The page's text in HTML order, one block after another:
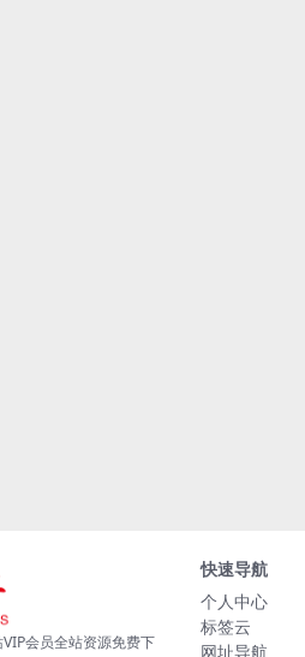
会员全站资源免费下
快速导航
个人中心
标签云
网址导航